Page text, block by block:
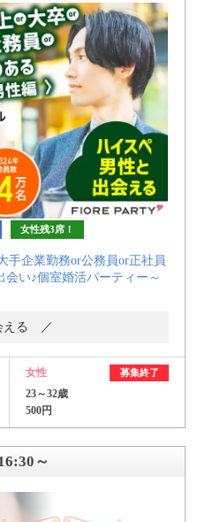
女性残3席！
手企業勤務or公務員or正社員
い♪個室婚活パーティー～
える ／
女性 募集終了
23～32歳
500円
～